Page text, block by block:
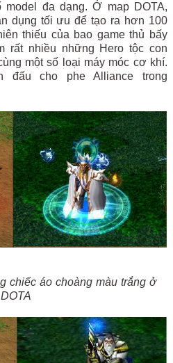
đa dạng. Ở map DOTA,
dụng tối ưu để tạo ra hơn 100
thiếu của bao game thủ bấy
rất nhiều những Hero tộc con
một số loại máy móc cơ khí.
đấu cho phe Alliance trong
chiếc áo choàng màu trắng ở
DOTA